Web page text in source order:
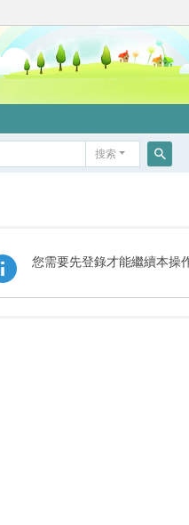
搜索
您需要先登錄才能繼續本操